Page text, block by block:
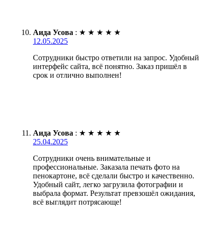
Аида Усова : ★ ★ ★ ★ ★
12.05.2025
Сотрудники быстро ответили на запрос. Удобный
интерфейс сайта, всё понятно. Заказ пришёл в
срок и отлично выполнен!
Аида Усова : ★ ★ ★ ★ ★
25.04.2025
Сотрудники очень внимательные и
профессиональные. Заказала печать фото на
пенокартоне, всё сделали быстро и качественно.
Удобный сайт, легко загрузила фотографии и
выбрала формат. Результат превзошёл ожидания,
всё выглядит потрясающе!